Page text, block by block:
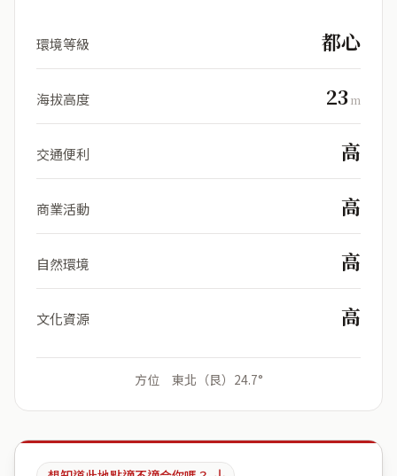
環境等級 都心
海拔高度 23m
交通便利 高
商業活動 高
自然環境 高
文化資源 高
方位 東北（艮）24.7°